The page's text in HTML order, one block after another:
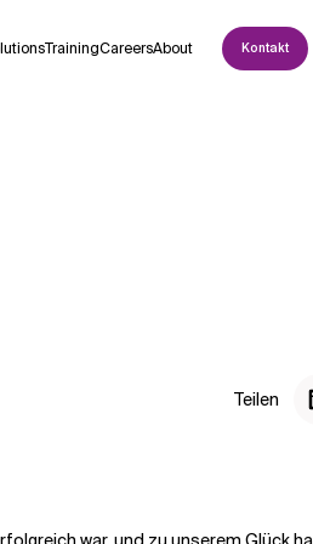
TrainingCareersAbout Kontakt
Teilen